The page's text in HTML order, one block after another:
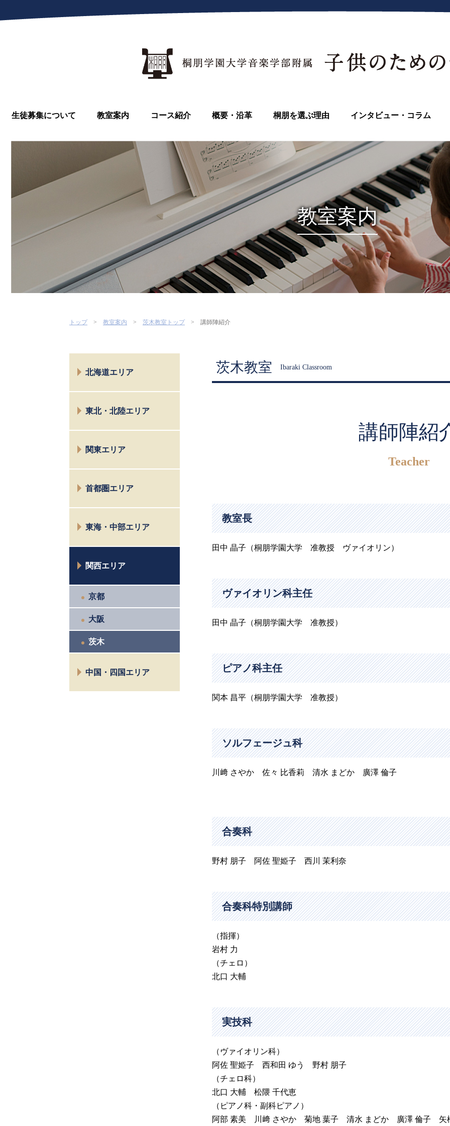
生徒募集について 教室案内 コース紹介 概要・沿革 桐朋を選ぶ理由 インタビュー・コラム
教室案内
トップ 教室案内 茨木教室トップ 講師陣紹介
茨木教室 Ibaraki Classroom
講師陣紹
Teacher
教室長
田中 晶子（桐朋学園大学 准教授 ヴァイオリン）
ヴァイオリン科主任
田中 晶子（桐朋学園大学 准教授）
ピアノ科主任
関本 昌平（桐朋学園大学 准教授）
ソルフェージュ科
川﨑 さやか 佐々 比香莉 清水 まどか 廣澤 倫子
合奏科
野村 朋子 阿佐 聖姫子 西川 茉利奈
合奏科特別講師
（指揮）
岩村 力
（チェロ）
北口 大輔
実技科
（ヴァイオリン科）
阿佐 聖姫子 西和田 ゆう 野村 朋子
（チェロ科）
北口 大輔 松隈 千代恵
（ピアノ科・副科ピアノ）
阿部 素美 川﨑 さやか 菊地 葉子 清水 まどか 廣澤 倫子 矢
北海道エリア
東北・北陸エリア
新潟
富山
関東エリア
太田
高崎
首都圏エリア
目黒
小金井
相模原
鎌倉横浜
市川西千葉
大宮
東海・中部エリア
松本
諏訪
名古屋
関西エリア
京都
大阪
茨木
中国・四国エリア